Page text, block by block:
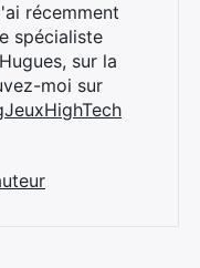
récemment
spécialiste
sur la
moi sur